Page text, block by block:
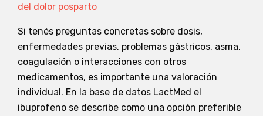
del dolor posparto
Si tenés preguntas concretas sobre dosis,
enfermedades previas, problemas gástricos, asma,
coagulación o interacciones con otros
medicamentos, es importante una valoración
individual. En la base de datos LactMed el
ibuprofeno se describe como una opción preferible